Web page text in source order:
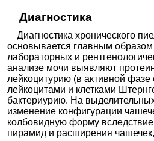
Диагностика
Диагностика хронического
основывается главным образом
лабораторных и
анализе мочи выявляют
лейкоцитурию (в активной фазе
лейкоцитами и клетками
бактериурию. На
изменение конфигурации
колбовидную форму вследствие
пирамид и расширения